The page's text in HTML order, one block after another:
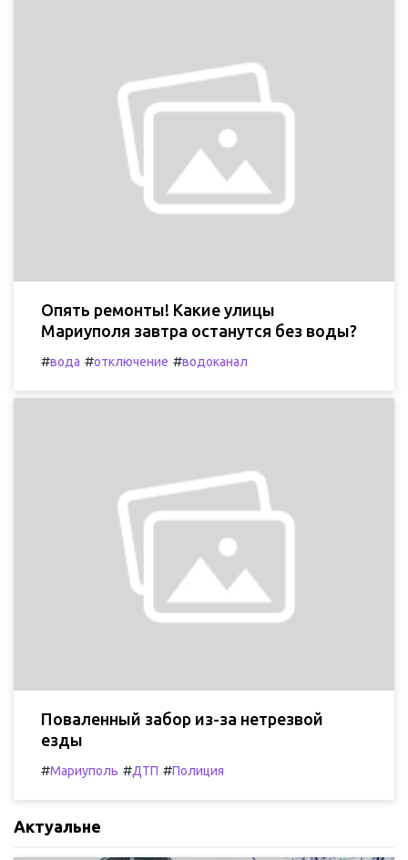
Опять ремонты! Какие улицы
Мариуполя завтра останутся без воды?
#вода #отключение #водоканал
Поваленный забор из-за нетрезвой
езды
#Мариуполь #ДТП #Полиция
Актуальне